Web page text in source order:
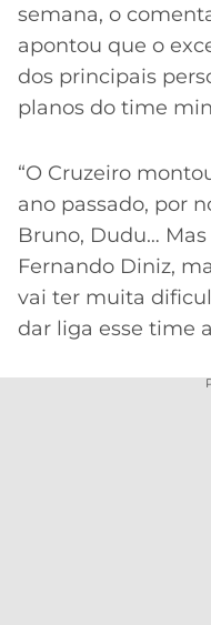
semana, o
apontou que o
dos principais
planos do time
“O Cruzeiro
ano passado, por
Bruno, Dudu…
Fernando Diniz,
vai ter muita
dar liga esse time